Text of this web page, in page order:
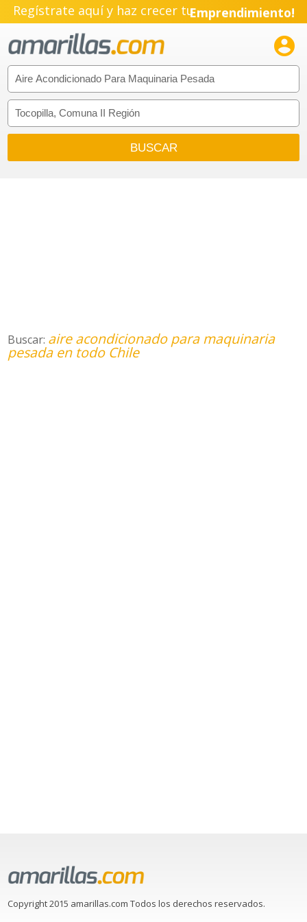
Regístrate aquí y haz crecer tuEmprendimiento!

Buscar: aire acondicionado para maquinaria
pesada en todo Chile
Copyright 2015 amarillas.com Todos los derechos reservados.